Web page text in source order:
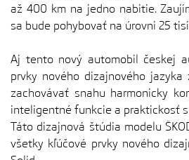
až 400 km na jedno nabitie.
sa bude pohybovať na úrovni 25
Aj tento nový automobil českej
prvky nového dizajnového jazyka
zachovávať snahu harmonicky
inteligentné funkcie a praktickosť
Táto dizajnová štúdia modelu
všetky kľúčové prvky nového